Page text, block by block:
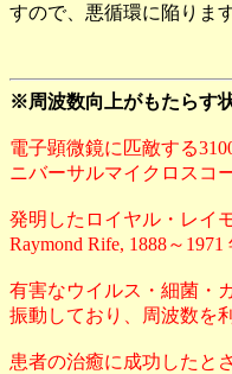
すので、悪循環に陥ります
※周波数向上がもたらす
電子顕微鏡に匹敵する
ニバーサルマイクロスコ
発明したロイヤル・レイ
Raymond Rife, 1888～1971
有害なウイルス・細菌・
振動しており、周波数を
患者の治癒に成功したと